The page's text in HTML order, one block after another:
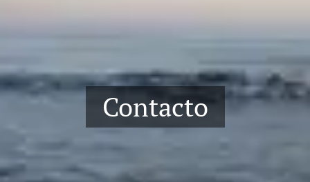
Contacto